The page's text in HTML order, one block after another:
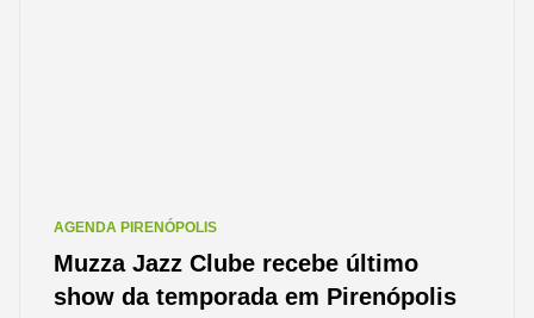
AGENDA PIRENÓPOLIS
Muzza Jazz Clube recebe último
show da temporada em Pirenópolis